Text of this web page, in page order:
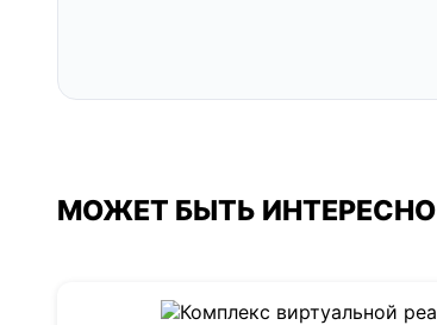
МОЖЕТ БЫТЬ ИНТЕРЕСНО